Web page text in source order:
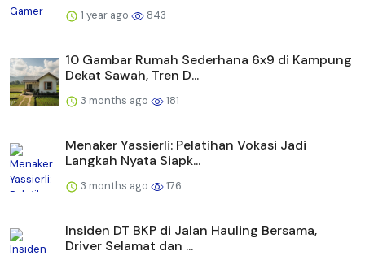
1 year ago 843
10 Gambar Rumah Sederhana 6x9 di Kampung
Dekat Sawah, Tren D...
3 months ago 181
Menaker Yassierli: Pelatihan Vokasi Jadi
Langkah Nyata Siapk...
3 months ago 176
Insiden DT BKP di Jalan Hauling Bersama,
Driver Selamat dan ...